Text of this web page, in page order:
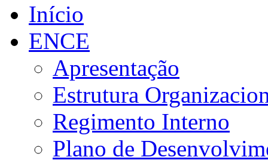
Início
ENCE
Apresentação
Estrutura
Regimento Interno
Plano de